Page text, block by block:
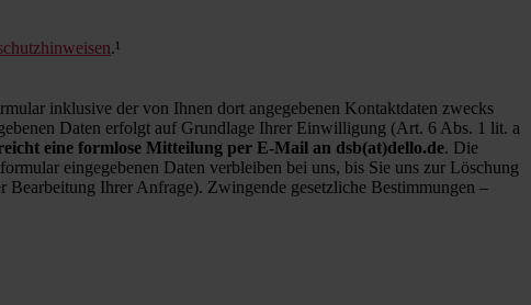
.¹
inklusive der von Ihnen dort angegebenen Kontaktdaten zwecks
Daten erfolgt auf Grundlage Ihrer Einwilligung (Art. 6 Abs. 1 lit. a
eine formlose Mitteilung per E-Mail an dsb(at)dello.de. Die
eingegebenen Daten verbleiben bei uns, bis Sie uns zur Löschung
Ihrer Anfrage). Zwingende gesetzliche Bestimmungen –